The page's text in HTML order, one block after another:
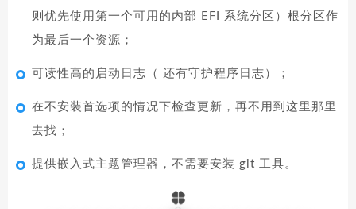
则优先使用第一个可用的内部 EFI 系统分区）根分区作
为最后一个资源；
可读性高的启动日志（ 还有守护程序日志）；
在不安装首选项的情况下检查更新，再不用到这里那里
去找；
提供嵌入式主题管理器，不需要安装 git 工具。